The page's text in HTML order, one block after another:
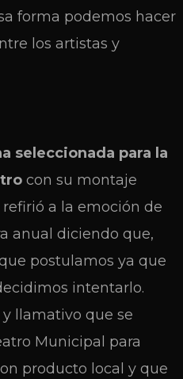
forma podemos hacer
los artistas y
seleccionada para la
con su montaje
refirió a la emoción de
anual diciendo que,
postulamos ya que
intentarlo.
llamativo que se
Municipal para
producto local y que